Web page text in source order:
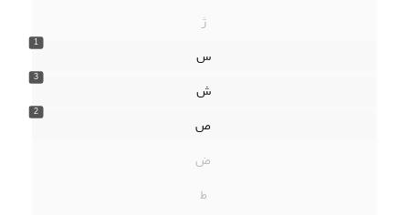
ژ
1
س
3
ش
2
ص
ض
ط